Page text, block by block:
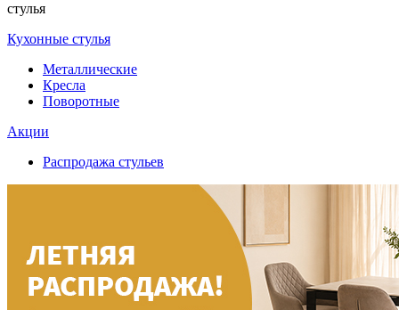
стулья
Кухонные стулья
Металлические
Кресла
Поворотные
Акции
Распродажа стульев